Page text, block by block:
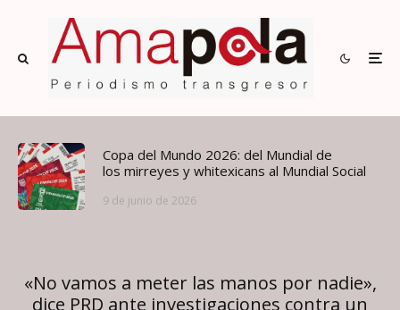
Copa del Mundo 2026: del Mundial de
los mirreyes y whitexicans al Mundial Social
9 de junio de 2026
«No vamos a meter las manos por nadie»,
dice PRD ante investigaciones contra un